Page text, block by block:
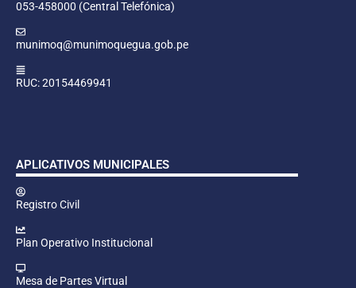
053-458000 (Central Telefónica)
munimoq@munimoquegua.gob.pe
RUC: 20154469941
APLICATIVOS MUNICIPALES
Registro Civil
Plan Operativo Institucional
Mesa de Partes Virtual